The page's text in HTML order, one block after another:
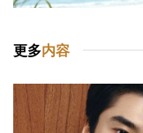
更多内容